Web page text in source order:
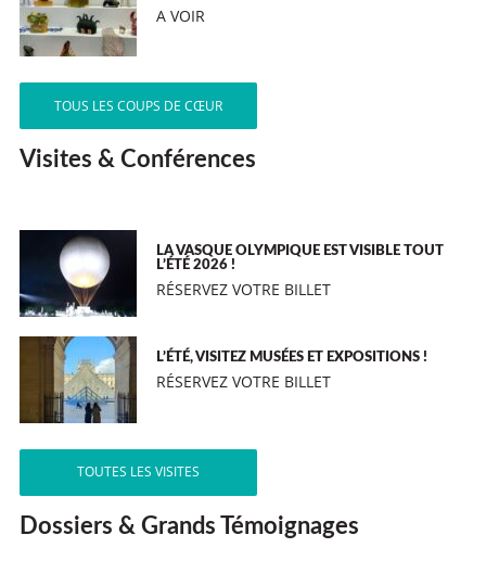
A VOIR
TOUS LES COUPS DE CŒUR
Visites & Conférences
LA VASQUE OLYMPIQUE EST VISIBLE TOUT
L’ÉTÉ 2026 !
RÉSERVEZ VOTRE BILLET
L’ÉTÉ, VISITEZ MUSÉES ET EXPOSITIONS !
RÉSERVEZ VOTRE BILLET
TOUTES LES VISITES
Dossiers & Grands Témoignages